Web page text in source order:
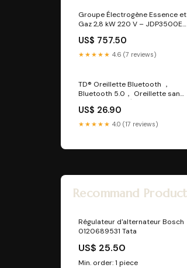
Groupe Électrogène Essence et
Gaz 2,8 kW 220 V – JDP3500EL
US$ 757.50
★★★★★ 4.6 (7 reviews)
TD® Oreillette Bluetooth ，
Bluetooth 5.0， Oreillette sans
intelligent avec suppression du
bruit
US$ 26.90
★★★★★ 4.0 (17 reviews)
Recommand
Régulateur d'alternateur Bosch
0120689531 Tata
US$ 25.50
Min. order: 1 piece